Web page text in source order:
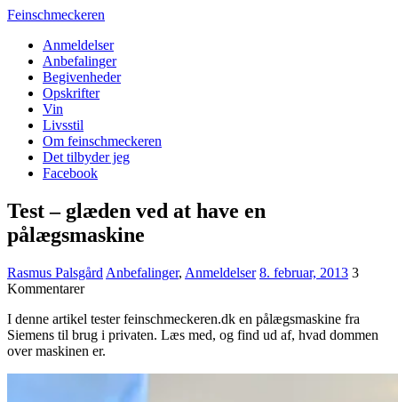
Feinschmeckeren
Anmeldelser
Anbefalinger
Begivenheder
Opskrifter
Vin
Livsstil
Om feinschmeckeren
Det tilbyder jeg
Facebook
Test – glæden ved at have en
pålægsmaskine
Rasmus Palsgård Anbefalinger, Anmeldelser 8. februar, 2013 3
Kommentarer
I denne artikel tester feinschmeckeren.dk en pålægsmaskine fra
Siemens til brug i privaten. Læs med, og find ud af, hvad dommen
over maskinen er.